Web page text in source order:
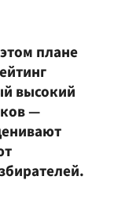
плане
высокий
—